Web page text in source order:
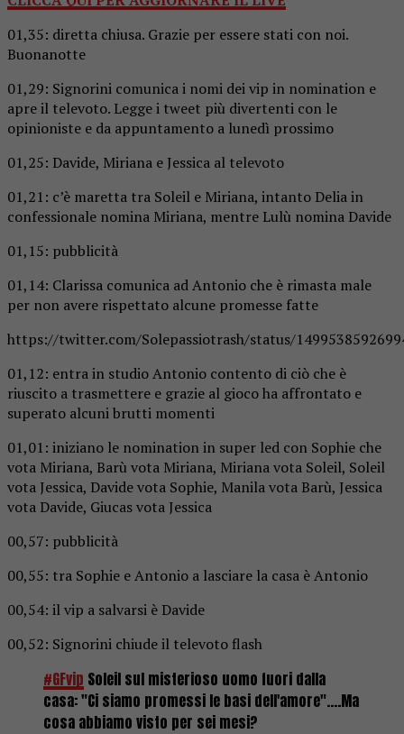
01,35: diretta chiusa. Grazie per essere stati con noi.
Buonanotte
01,29: Signorini comunica i nomi dei vip in nomination e
apre il televoto. Legge i tweet più divertenti con le
opinioniste e da appuntamento a lunedì prossimo
01,25: Davide, Miriana e Jessica al televoto
01,21: c’è maretta tra Soleil e Miriana, intanto Delia in
confessionale nomina Miriana, mentre Lulù nomina Davide
01,15: pubblicità
01,14: Clarissa comunica ad Antonio che è rimasta male
per non avere rispettato alcune promesse fatte
https://twitter.com/Solepassiotrash/status/
01,12: entra in studio Antonio contento di ciò che è
riuscito a trasmettere e grazie al gioco ha affrontato e
superato alcuni brutti momenti
01,01: iniziano le nomination in super led con Sophie che
vota Miriana, Barù vota Miriana, Miriana vota Soleil, Soleil
vota Jessica, Davide vota Sophie, Manila vota Barù, Jessica
vota Davide, Giucas vota Jessica
00,57: pubblicità
00,55: tra Sophie e Antonio a lasciare la casa è Antonio
00,54: il vip a salvarsi è Davide
00,52: Signorini chiude il televoto flash
#GFvip Soleil sul misterioso uomo fuori dalla
casa: "Ci siamo promessi le basi dell'amore"….Ma
cosa abbiamo visto per sei mesi?